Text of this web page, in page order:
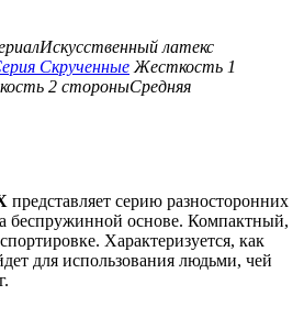
Искусственный латекс
Скрученные Жесткость 1
2 стороныСредняя
представляет серию разносторонних
беспружинной основе. Компактный,
Характеризуется, как
для использования людьми, чей